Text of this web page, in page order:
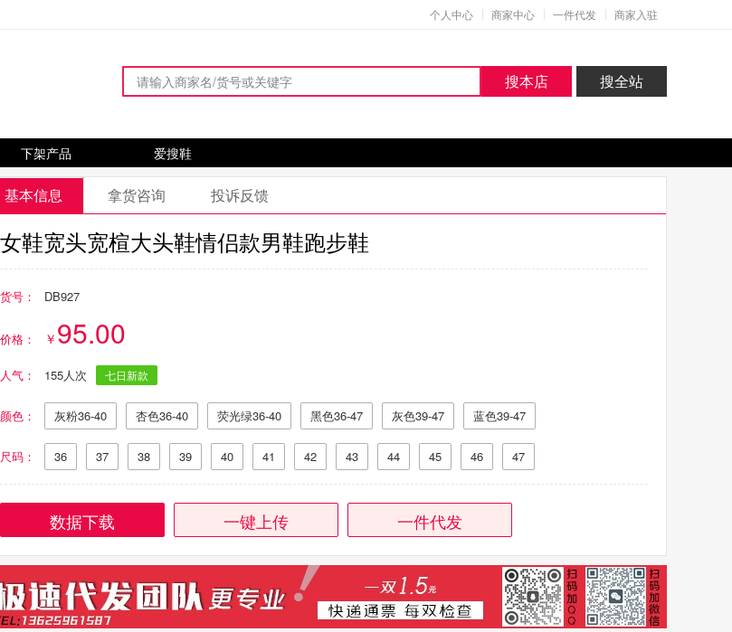
个人中心 商家中心 一件代发 商家入驻
搜本店 搜全站
下架产品 爱搜鞋
基本信息 拿货咨询 投诉反馈
女鞋宽头宽楦大头鞋情侣款男鞋跑步鞋
货号： DB927
价格： 95.00
人气： 155人次 七日新款
颜色： 灰粉36-40 杏色36-40 荧光绿36-40 黑色36-47 灰色39-47 蓝色39-47
尺码： 36 37 38 39 40 41 42 43 44 45 46 47
数据下载 一键上传 一件代发